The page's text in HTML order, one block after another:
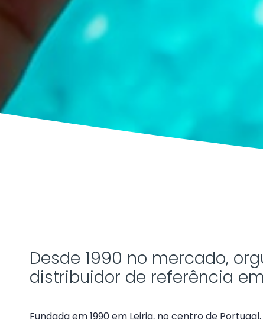
Desde 1990 no mercado,
distribuidor de referência